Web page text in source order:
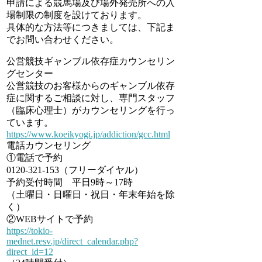
申請による競馬場及び場外発売所への入
場制限の制度を設けております。
具体的な方法等につきましては、下記ま
でお問い合わせください。
公営競技ギャンブル依存症カウンセリン
グセンター
公営競技のお客様からのギャンブル依存
症に関するご相談に対し、専門スタッフ
（臨床心理士）がカウンセリングを行っ
ています。
https://www.koeikyogi.jp/addiction/gcc.html
電話カウンセリング
①電話で予約
0120-321-153（フリーダイヤル）
予約受付時間 平日9時～17時
（土曜日・日曜日・祝日・年末年始を除
く）
②WEBサイトで予約
https://tokio-
mednet.resv.jp/direct_calendar.php?
direct_id=12